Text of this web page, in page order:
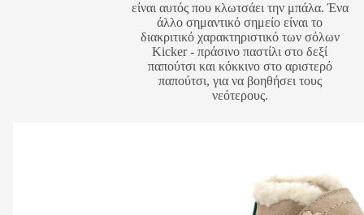
είναι αυτός που κλωτσάει την μπάλα. Ένα
άλλο σημαντικό σημείο είναι το
διακριτικό χαρακτηριστικό των σόλων
Kicker - πράσινο παστίλι στο δεξί
παπούτσι και κόκκινο στο αριστερό
παπούτσι, για να βοηθήσει τους
νεότερους.